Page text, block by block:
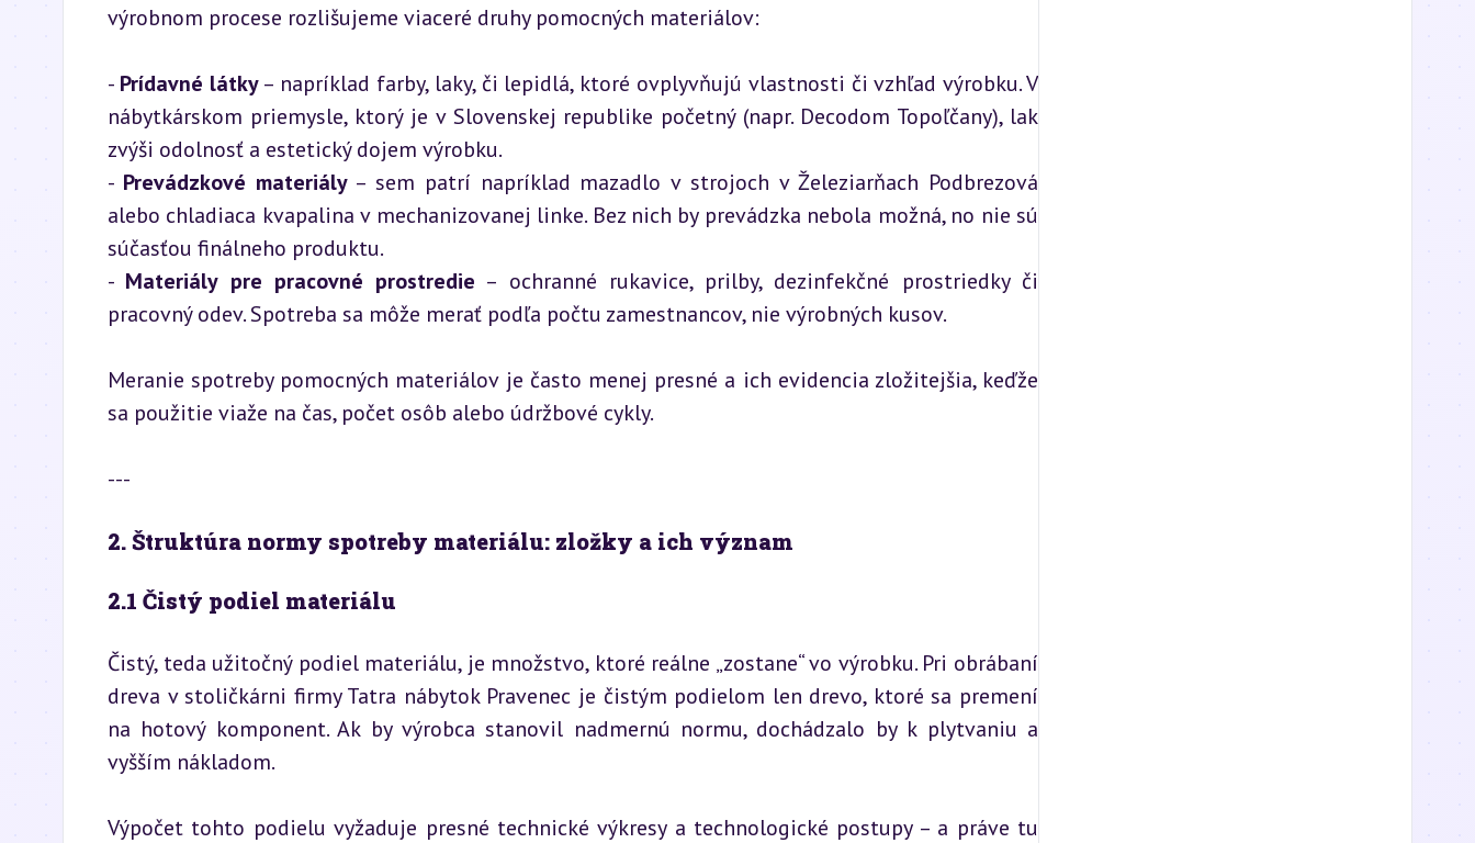
výrobnom procese rozlišujeme viaceré druhy pomocných materiálov:
- Prídavné látky – napríklad farby, laky, či lepidlá, ktoré ovplyvňujú vlastnosti či vzhľad výrobku. V
nábytkárskom priemysle, ktorý je v Slovenskej republike početný (napr. Decodom Topoľčany), lak
zvýši odolnosť a estetický dojem výrobku.
- Prevádzkové materiály – sem patrí napríklad mazadlo v strojoch v Železiarňach Podbrezová
alebo chladiaca kvapalina v mechanizovanej linke. Bez nich by prevádzka nebola možná, no nie sú
súčasťou finálneho produktu.
- Materiály pre pracovné prostredie – ochranné rukavice, prilby, dezinfekčné prostriedky či
pracovný odev. Spotreba sa môže merať podľa počtu zamestnancov, nie výrobných kusov.
Meranie spotreby pomocných materiálov je často menej presné a ich evidencia zložitejšia, keďže
sa použitie viaže na čas, počet osôb alebo údržbové cykly.
---
2. Štruktúra normy spotreby materiálu: zložky a ich význam
2.1 Čistý podiel materiálu
Čistý, teda užitočný podiel materiálu, je množstvo, ktoré reálne „zostane“ vo výrobku. Pri obrábaní
dreva v stoličkárni firmy Tatra nábytok Pravenec je čistým podielom len drevo, ktoré sa premení
na hotový komponent. Ak by výrobca stanovil nadmernú normu, dochádzalo by k plytvaniu a
vyšším nákladom.
Výpočet tohto podielu vyžaduje presné technické výkresy a technologické postupy – a práve tu